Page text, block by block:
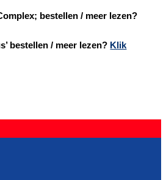
bestellen / meer lezen?
bestellen / meer lezen? Klik